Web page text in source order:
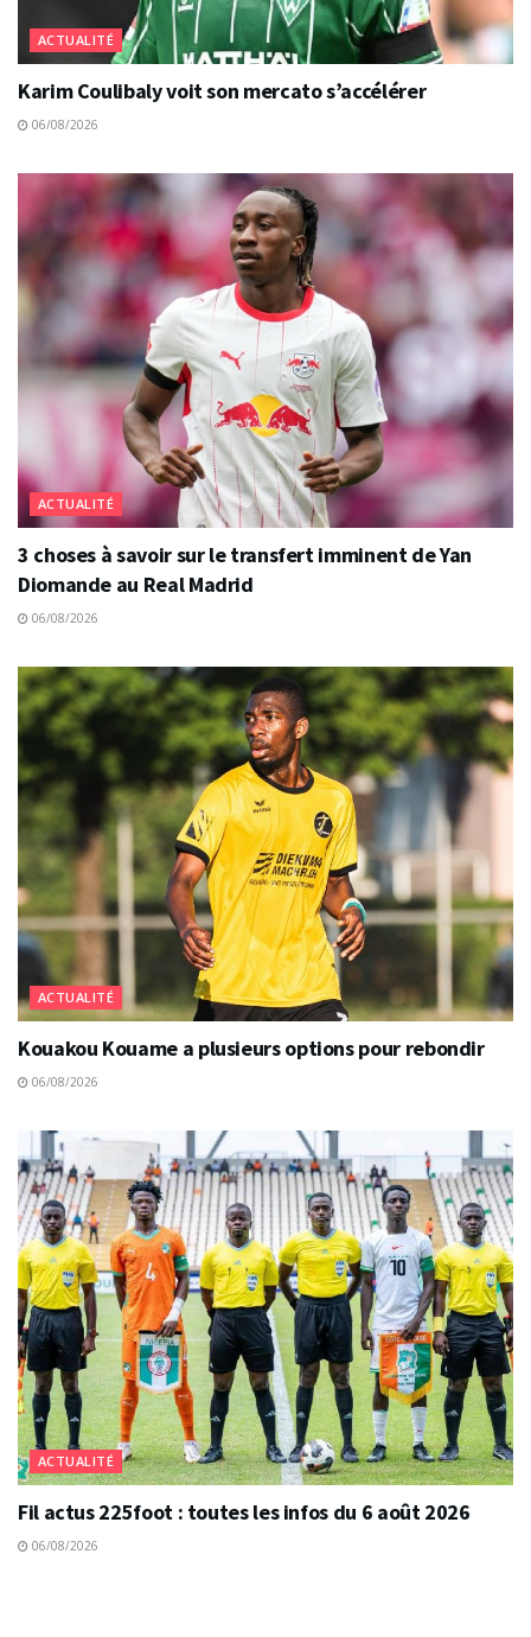
ACTUALITÉ
Karim Coulibaly voit son mercato s’accélérer
06/08/2026
ACTUALITÉ
3 choses à savoir sur le transfert imminent de Yan
Diomande au Real Madrid
06/08/2026
ACTUALITÉ
Kouakou Kouame a plusieurs options pour rebondir
06/08/2026
ACTUALITÉ
Fil actus 225foot : toutes les infos du 6 août 2026
06/08/2026